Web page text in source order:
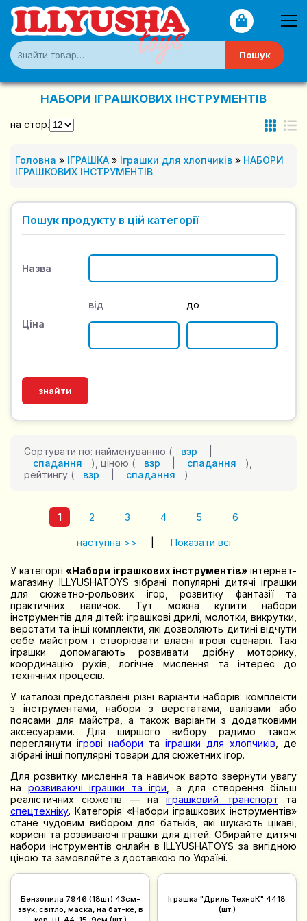
Пошук
НАБОРИ ІГРАШКОВИХ ІНСТРУМЕНТІВ
на стор.
Головна » ІГРАШКА » Іграшки для хлопчиків » НАБОРИ
ІГРАШКОВИХ ІНСТРУМЕНТІВ
Пошук продукту в цій категорії
Назва
Ціна
від до
Сортувати по: найменуванню ( взр
спадання
), ціною ( взр спадання
),
рейтингу (
взр спадання )
1 2 3 4 5 6
наступна >> Показати всі
У категорії«Набори іграшкових інструментів»інтернет-
магазину ILLYUSHATOYS зібрані популярні дитячі іграшки
для сюжетно-рольових ігор, розвитку фантазії та
практичних навичок. Тут можна купити набори
інструментів для дітей: іграшкові дрилі, молотки, викрутки,
верстати та інші комплекти, які дозволяють дитині відчути
себе майстром і створювати власні ігрові сценарії. Такі
іграшки допомагають розвивати дрібну моторику,
координацію рухів, логічне мислення та інтерес до
технічних процесів.
У каталозі представлені різні варіанти наборів: комплекти
з інструментами, набори з верстатами, валізами або
поясами для майстра, а також варіанти з додатковими
аксесуарами. Для ширшого вибору радимо також
переглянути ігрові набори та іграшки для хлопчиків , де
зібрані інші популярні товари для сюжетних ігор.
Для розвитку мислення та навичок варто звернути увагу
на розвиваючі іграшки та ігри , а для створення більш
реалістичних сюжетів — наіграшковий транспорт та
спецтехніку. Категорія «Набори іграшкових інструментів»
стане чудовим вибором для батьків, які шукають цікаві,
корисні та розвиваючі іграшки для дітей. Обирайте дитячі
набори інструментів онлайн в ILLYUSHATOYS за вигідною
ціною та замовляйте з доставкою по Україні.
Бензопила 7946 (18шт) 43см-
звук, світло, маска, на бат-ке, в
Іграшка "Дриль ТехноК" 4418
(шт.)